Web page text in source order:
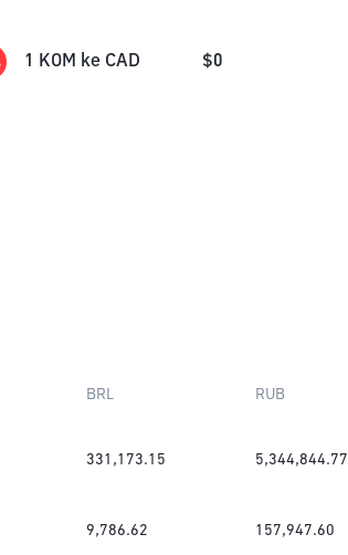
1 KOM ke CAD $0
BRL RUB
331,173.15 5,344,844.77
9,786.62 157,947.60